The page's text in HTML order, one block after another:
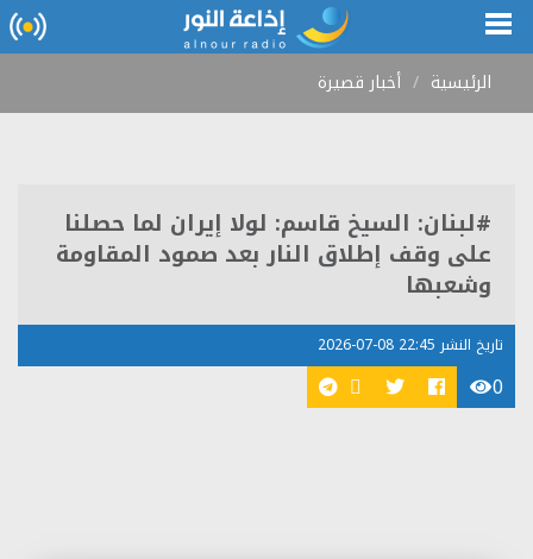
الرئيسية أخبار قصيرة
#لبنان: السيخ قاسم: لولا إيران لما حصلنا
على وقف إطلاق النار بعد صمود المقاومة
وشعبها
تاريخ النشر 22:45 08-07-2026
0